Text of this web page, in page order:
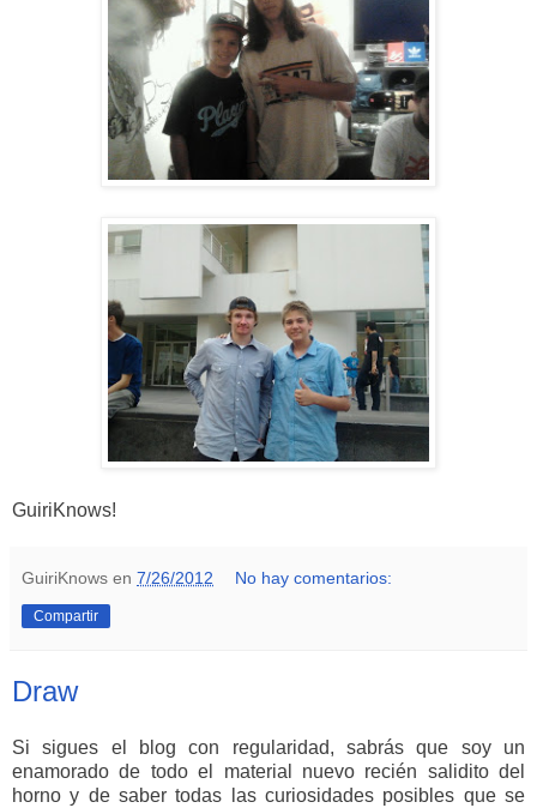
GuiriKnows!
GuiriKnows en 7/26/2012 No hay comentarios:
Compartir
Draw
Si sigues el blog con regularidad, sabrás que soy un
enamorado de todo el material nuevo recién salidito del
horno y de saber todas las curiosidades posibles que se